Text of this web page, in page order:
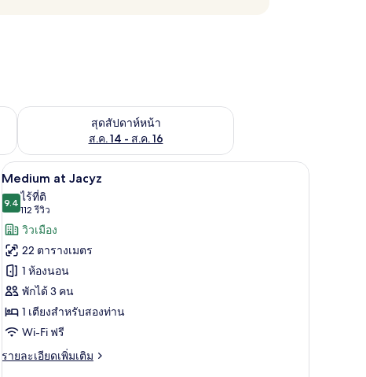
ห์นี้ ส.ค. 7 - ส.ค. 9สุดสัปดาห์หน้า
ส.ค. 14 - ส.ค. 16
ตรวจสอบจำนวนห้องพักว่างในสุดสัปดาห์หน้า ส.ค. 14 - ส.ค. 16
มียม, มินิบาร์, ตู้นิรภัยในห้องพัก, ผ้าม่านกันแสง
เปิด
ภาพถ่าย
ทั้งหมด
ของ
Medium
at
Jacyz
Medium at Jacyz | เครื่องนอนระดับพรีเมียม
5
Medium at Jacyz
9.49.4 จาก 10
ไร้ที่ติ
112 รีวิว
(112
รีวิว)
วิวเมือง
22 ตารางเมตร
1 ห้องนอน
พักได้ 3 คน
1 เตียงสำหรับสองท่าน
Wi-Fi ฟรี
รายละเอียดเพิ่มเติม
ราย